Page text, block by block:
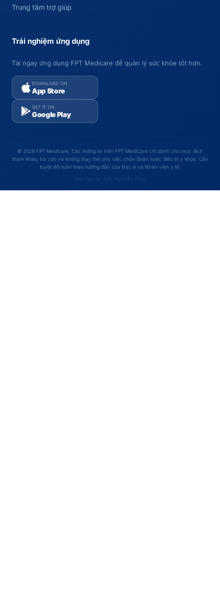
Trung tâm trợ giúp
Trải nghiệm ứng dụng
Tải ngay ứng dụng FPT Medicare để quản lý sức khỏe tốt hơn.
DOWNLOAD ON
App Store
GET IT ON
Google Play
© 2026 FPT Medicare. Các thông tin trên FPT MediCare chỉ dành cho mục đích
tham khảo, tra cứu và không thay thế cho việc chẩn đoán hoặc điều trị y khoa. Cần
tuyệt đối tuân theo hướng dẫn của Bác sĩ và Nhân viên y tế.
DevOps by Trần Nguyễn Phúc